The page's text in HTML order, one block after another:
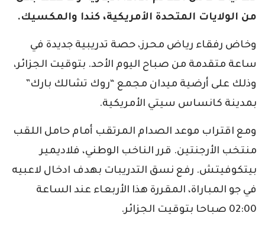
من الولايات المتحدة الأمريكية، كندا والمكسيك.
وخاض رفقاء رياض محرز، حصة تدريبية جديدة في
ساعة متقدمة من صباح اليوم الأحد. بتوقيت الجزائر،
وذلك على أرضية ميدان مجمع “روك تشالك بارك”
بمدينة كانساس سيتي الأمريكية.
ومع اقتراب موعد الصدام المرتقب أمام حامل اللقب
منتخب الأرجنتين. قرر الناخب الوطني، فلاديمير
بيتكوفيتش. رفع نسق التدريبات بهدف ادخال لاعبيه
في جو المباراة، المقررة هذا الأربعاء عند الساعة
02:00 صباحا بتوقيت الجزائر.